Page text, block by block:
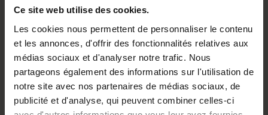
Ce site web utilise des cookies.
Les cookies nous permettent de personnaliser le contenu
et les annonces, d'offrir des fonctionnalités relatives aux
médias sociaux et d'analyser notre trafic. Nous
partageons également des informations sur l'utilisation de
notre site avec nos partenaires de médias sociaux, de
publicité et d'analyse, qui peuvent combiner celles-ci
Notre partenaire
Makita
Makita propose des outils
électroportatifs sans fil
performants pour
professionnels du